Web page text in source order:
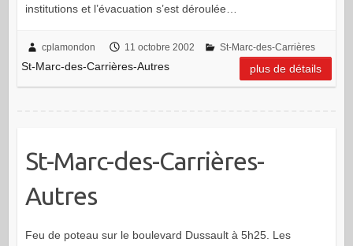
institutions et l’évacuation s’est déroulée…
cplamondon 11 octobre 2002 St-Marc-des-Carrières
St-Marc-des-Carrières-Autres plus de détails
St-Marc-des-Carrières-
Autres
Feu de poteau sur le boulevard Dussault à 5h25. Les